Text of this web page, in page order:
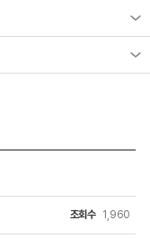
조회수 1,960